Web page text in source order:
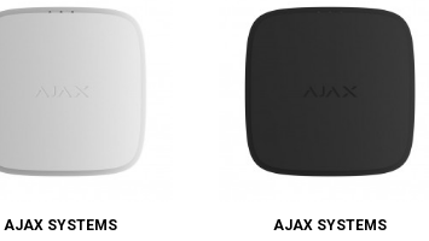
AJAX SYSTEMS AJAX SYSTEMS